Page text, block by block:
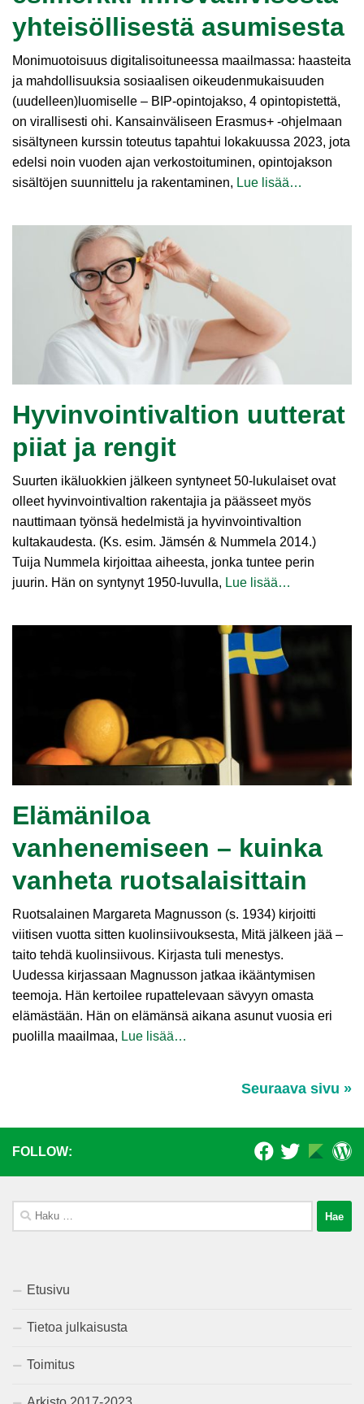
yhteisöllisestä asumisesta
Monimuotoisuus digitalisoituneessa maailmassa: haasteita
ja mahdollisuuksia sosiaalisen oikeudenmukaisuuden
(uudelleen)luomiselle – BIP-opintojakso, 4 opintopistettä,
on virallisesti ohi. Kansainväliseen Erasmus+ ‑ohjelmaan
sisältyneen kurssin toteutus tapahtui lokakuussa 2023, jota
edelsi noin vuoden ajan verkostoituminen, opintojakson
sisältöjen suunnittelu ja rakentaminen, Lue lisää…
Hyvinvointivaltion uutterat
piiat ja rengit
Suurten ikäluokkien jälkeen syntyneet 50-lukulaiset ovat
olleet hyvinvointivaltion rakentajia ja päässeet myös
nauttimaan työnsä hedelmistä ja hyvinvointivaltion
kultakaudesta. (Ks. esim. Jämsén & Nummela 2014.)
Tuija Nummela kirjoittaa aiheesta, jonka tuntee perin
juurin. Hän on syntynyt 1950-luvulla, Lue lisää…
Elämäniloa
vanhenemiseen – kuinka
vanheta ruotsalaisittain
Ruotsalainen Margareta Magnusson (s. 1934) kirjoitti
viitisen vuotta sitten kuolinsiivouksesta, Mitä jälkeen jää –
taito tehdä kuolinsiivous. Kirjasta tuli menestys.
Uudessa kirjassaan Magnusson jatkaa ikääntymisen
teemoja. Hän kertoilee rupattelevaan sävyyn omasta
elämästään. Hän on elämänsä aikana asunut vuosia eri
puolilla maailmaa, Lue lisää…
Seuraava sivu »
FOLLOW:
Haku:
Etusivu
Tietoa julkaisusta
Toimitus